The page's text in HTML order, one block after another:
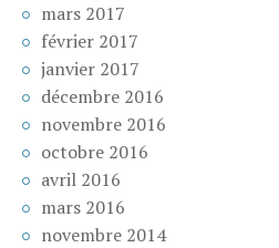
mars 2017
février 2017
janvier 2017
décembre 2016
novembre 2016
octobre 2016
avril 2016
mars 2016
novembre 2014